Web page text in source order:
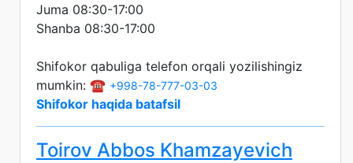
Juma 08:30-17:00
Shanba 08:30-17:00
Shifokor qabuliga telefon orqali yozilishingiz
mumkin: ☎️ +998-78-777-03-03
Shifokor haqida batafsil
Toirov Abbos Khamzayevich